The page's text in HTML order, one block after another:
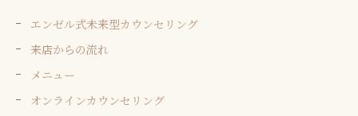
エンゼル式未来型カウンセリング
来店からの流れ
メニュー
オンラインカウンセリング